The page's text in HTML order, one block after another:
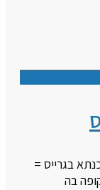
בגרייס =
בה